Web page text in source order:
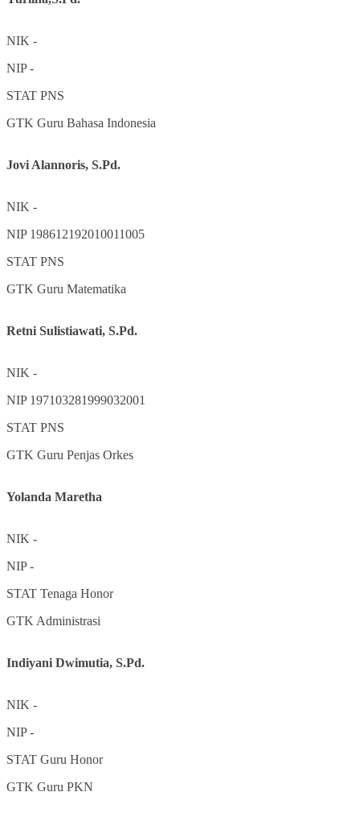
NIK -
NIP-
STAT PNS
GTK Guru Bahasa Indonesia
Jovi Alannoris, S.Pd.
NIK -
NIP 198612192010011005
STAT PNS
GTK Guru Matematika
Retni Sulistiawati, S.Pd.
NIK -
NIP 197103281999032001
STAT PNS
GTK Guru Penjas Orkes
Yolanda Maretha
NIK -
NIP-
STAT Tenaga Honor
GTK Administrasi
Indiyani Dwimutia, S.Pd.
NIK -
NIP-
STAT Guru Honor
GTK Guru PKN